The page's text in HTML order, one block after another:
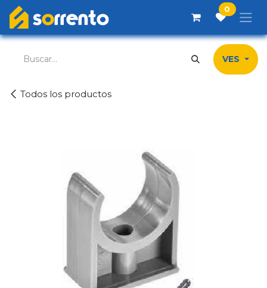
Ir al contenido 0
Todos los productos
VES